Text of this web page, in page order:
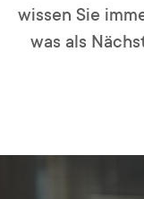
wissen Sie
was als